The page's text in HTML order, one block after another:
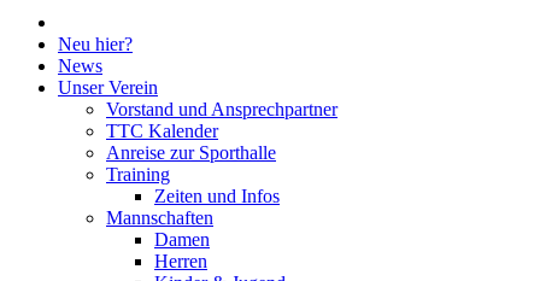
Neu hier?
News
Unser Verein
Vorstand und Ansprechpartner
TTC Kalender
Anreise zur Sporthalle
Training
Zeiten und Infos
Mannschaften
Damen
Herren